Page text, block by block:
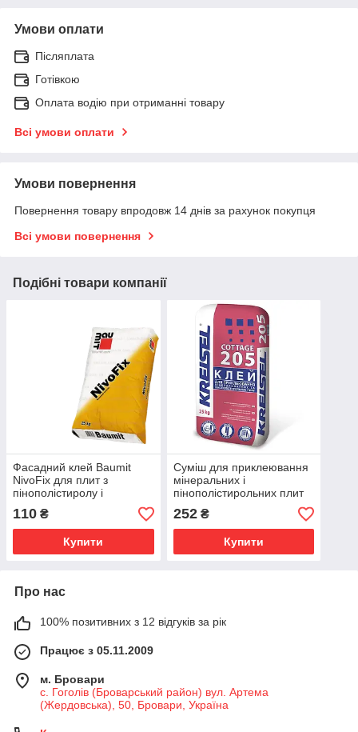
Умови оплати
Післяплата
Готівкою
Оплата водію при отриманні товару
Всі умови оплати
Умови повернення
Повернення товару впродовж 14 днів за рахунок покупця
Всі умови повернення
Подібні товари компанії
Фасадний клей Baumit
NivoFix для плит з
пінополістиролу і
мінеральної вати, 25 кг
110 ₴
Купити
Суміш для приклеювання
мінеральних і
пінополістирольних плит
Kreisel 205, 25 кг
252₴
Купити
Про нас
100% позитивних з 12 відгуків за рік
Працює з 05.11.2009
м. Бровари
с. Гоголів (Броварський район) вул. Артема
(Жердовська), 50, Бровари, Україна